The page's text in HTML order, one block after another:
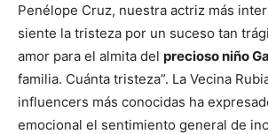
Penélope Cruz, nuestra actriz más
siente la tristeza por un suceso tan
amor para el almita del precioso niño
familia. Cuánta tristeza”. La Vecina
influencers más conocidas ha
emocional el sentimiento general de